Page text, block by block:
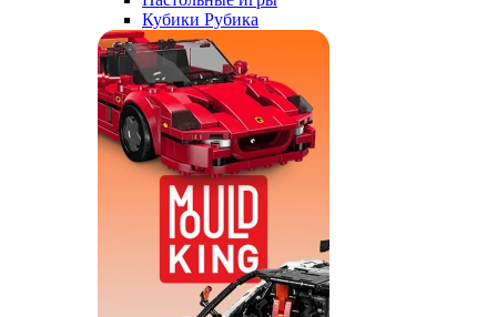
Кубики Рубика